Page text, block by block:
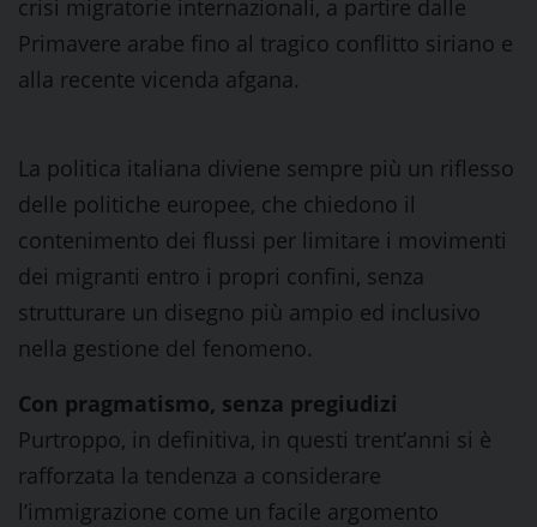
crisi migratorie internazionali, a partire dalle
Primavere arabe fino al tragico conflitto siriano e
alla recente vicenda afgana.
La politica italiana diviene sempre più un riflesso
delle politiche europee, che chiedono il
contenimento dei flussi per limitare i movimenti
dei migranti entro i propri confini, senza
strutturare un disegno più ampio ed inclusivo
nella gestione del fenomeno.
Con pragmatismo, senza pregiudizi
Purtroppo, in definitiva, in questi trent’anni si è
rafforzata la tendenza a considerare
l’immigrazione come un facile argomento